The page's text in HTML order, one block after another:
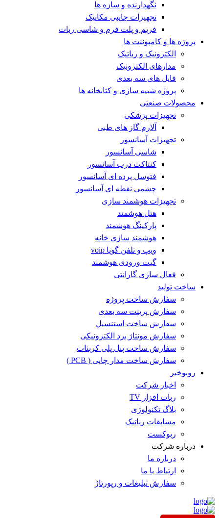
نگهدارنده و سازه ها
تجهیزات جانبی مکانیک
فریم و پلت فرم و شاسی ربات
پروژه ها و کامپوننت ها
الکترونیک و رباتیک
مدارهای الکترونیک
فایل های سه بعدی
پروژه شبیه سازی و کتابخانه ها
محصولات صنعتی
تجهیزات پزشکی
آلارم گاز های طبی
تجهیزات آسانسور
شاسی آسانسور
کنتاکت درب آسانسور
فتوسل پرده ای آسانسور
چشمی نقطه ای آسانسور
تجهیزات هوشمند سازی
هتل هوشمند
پارکینگ هوشمند
هوشمند سازی خانه
ویپ و تلفن گویا voip
گیت ورودی هوشمند
فعال سازی گارانتی
ساخت تولید
سفارش ساخت پروژه
سفارش پرینت سه بعدی
سفارش ساخت استنسیل
سفارش مونتاژ برد الکترونیکی
سفارش ساخت پنل پلی کربنات
سفارش ساخت مدار چاپی ( PCB )
روبوخبر
اخبار شرکت
ربات افزار TV
بلاگ تکنولوژی
مسابقات رباتیک
ربوکست
درباره شرکت
درباره ما
ارتباط با ما
سفارش تبلیغات و رپورتاژ